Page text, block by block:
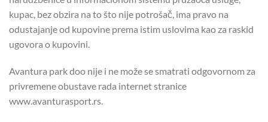
kupac, bez obzira na to što nije potrošač, ima pravo na
odustajanje od kupovine prema istim uslovima kao za raskid
ugovora o kupovini.
Avantura park doo nije i ne može se smatrati odgovornom za
privremene obustave rada internet stranice
www.avanturasport.rs.